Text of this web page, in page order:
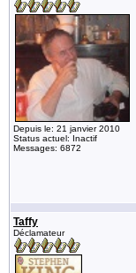
Depuis le: 21 janvier 2010
Status actuel: Inactif
Messages: 6872
Taffy
Déclamateur